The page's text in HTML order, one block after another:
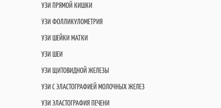
УЗИ ПРЯМОЙ КИШКИ
УЗИ ФОЛЛИКУЛОМЕТРИЯ
УЗИ ШЕЙКИ МАТКИ
УЗИ ШЕИ
УЗИ ЩИТОВИДНОЙ ЖЕЛЕЗЫ
УЗИ С ЭЛАСТОГРАФИЕЙ МОЛОЧНЫХ ЖЕЛЕЗ
УЗИ ЭЛАСТОГРАФИЯ ПЕЧЕНИ